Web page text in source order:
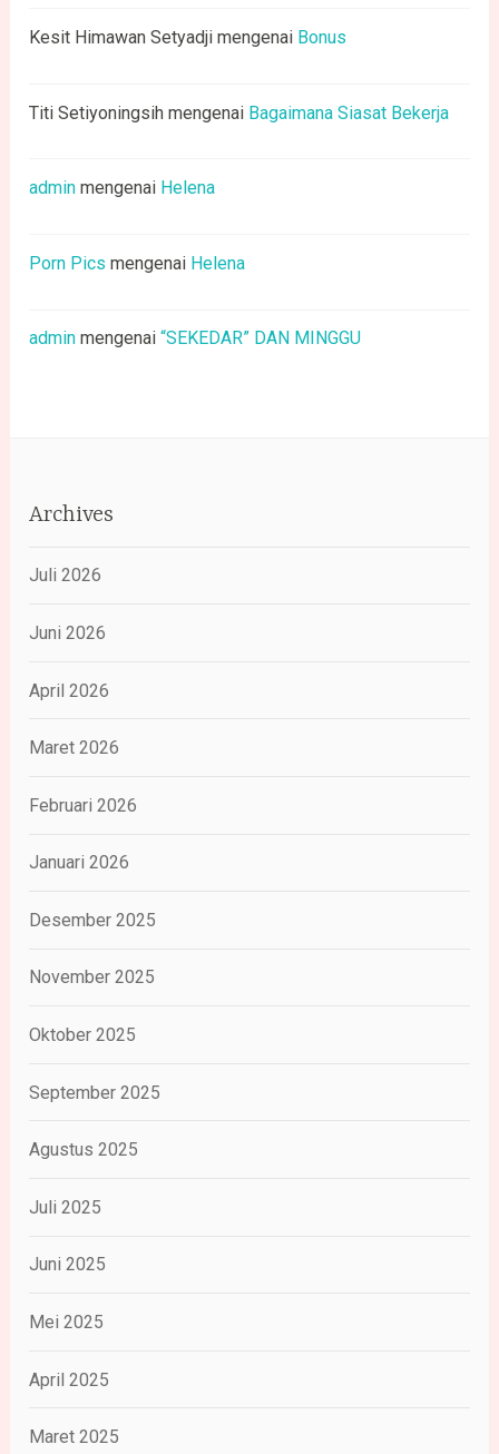
Kesit Himawan Setyadji mengenai Bonus
Titi Setiyoningsih mengenai Bagaimana Siasat Bekerja
admin mengenai Helena
Porn Pics mengenai Helena
admin mengenai“SEKEDAR” DAN MINGGU
Archives
Juli 2026
Juni 2026
April 2026
Maret 2026
Februari 2026
Januari 2026
Desember 2025
November 2025
Oktober 2025
September 2025
Agustus 2025
Juli 2025
Juni 2025
Mei 2025
April 2025
Maret 2025